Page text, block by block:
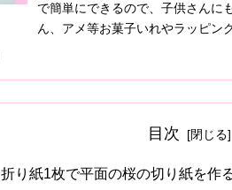
で簡単にできるので、子供さんに
ん、アメ等お菓子いれやラッピン
目次
折り紙1枚で平面の桜の切り紙を作